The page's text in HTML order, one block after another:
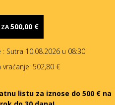
ZA500,00 €
: Sutra 10.08.2026 u 08:30
vraćanje: 502,80 €
listu za iznose do 500 € na